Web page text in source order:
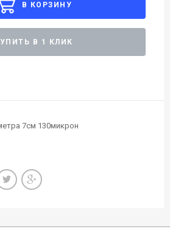
В КОРЗИНУ
В 1 КЛИК
7см 130микрон